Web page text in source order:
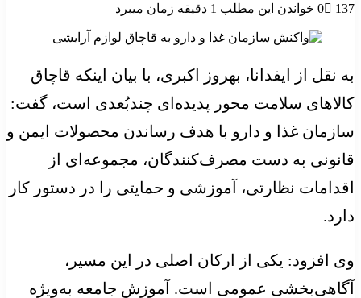
0
137 خواندن این مطلب 1 دقیقه زمان میبرد
به نقل از ایفدانا، بهروز اکبری، با بیان اینکه قاچاق
کالاهای سلامت محور پدیده‌ای چندبُعدی است، گفت:
سازمان غذا و دارو با هدف رساندن محصولات ایمن و
قانونی به دست مصرف‌کنندگان، مجموعه‌ای از
اقدامات نظارتی، آموزشی و حمایتی را در دستور کار
دارد.
وی افزود: یکی از ارکان اصلی در این مسیر،
آگاهی‌بخشی عمومی است. آموزش جامعه به‌ویژه